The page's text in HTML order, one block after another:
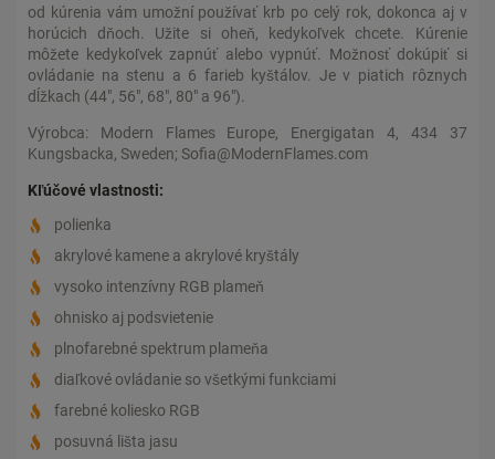
od kúrenia vám umožní používať krb po celý rok, dokonca aj v
horúcich dňoch. Užite si oheň, kedykoľvek chcete. Kúrenie
môžete kedykoľvek zapnúť alebo vypnúť. Možnosť dokúpiť si
ovládanie na stenu a 6 farieb kyštálov. Je v piatich rôznych
dĺžkach (44", 56", 68", 80" a 96").
Výrobca: Modern Flames Europe, Energigatan 4, 434 37
Kungsbacka, Sweden; Sofia@ModernFlames.com
Kľúčové vlastnosti:
polienka
akrylové kamene a akrylové kryštály
vysoko intenzívny RGB plameň
ohnisko aj podsvietenie
plnofarebné spektrum plameňa
diaľkové ovládanie so všetkými funkciami
farebné koliesko RGB
posuvná lišta jasu